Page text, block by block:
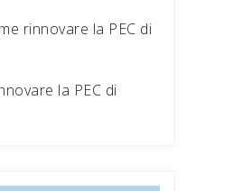
rinnovare la PEC di
la PEC di